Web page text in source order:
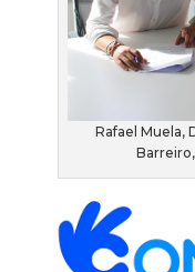
Rafael Muela,